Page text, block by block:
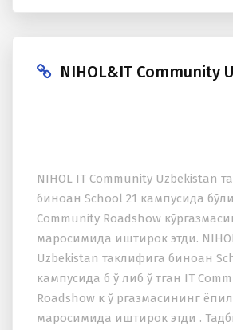
NIHOL&IT Community
NIHOL IT Community Uzbekistan
биноан School 21 кампусида
Community Roadshow
маросимида иштирок этди.
Uzbekistan таклифига биноан
кампусида б ў либ ў тган IT
Roadshow к ў ргазмасининг
маросимида иштирок этди .